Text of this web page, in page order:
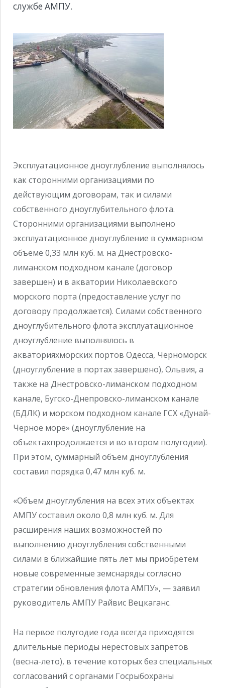
службе АМПУ.
Эксплуатационное дноуглубление выполнялось
как сторонними организациями по
действующим договорам, так и силами
собственного дноуглубительного флота.
Сторонними организациями выполнено
эксплуатационное дноуглубление в суммарном
объеме 0,33 млн куб. м. на Днестровско-
лиманском подходном канале (договор
завершен) и в акватории Николаевского
морского порта (предоставление услуг по
договору продолжается). Силами собственного
дноуглубительного флота эксплуатационное
дноуглубление выполнялось в
акваторияхморских портов Одесса, Черноморск
(дноуглубление в портах завершено), Ольвия, а
также на Днестровско-лиманском подходном
канале, Бугско-Днепровско-лиманском канале
(БДЛК) и морском подходном канале ГСХ «Дунай-
Черное море» (дноуглубление на
объектахпродолжается и во втором полугодии).
При этом, суммарный объем дноуглубления
составил порядка 0,47 млн куб. м.
«Объем дноуглубления на всех этих объектах
АМПУ составил около 0,8 млн куб. м. Для
расширения наших возможностей по
выполнению дноуглубления собственными
силами в ближайшие пять лет мы приобретем
новые современные земснаряды согласно
стратегии обновления флота АМПУ», — заявил
руководитель АМПУ Райвис Вецкаганс.
На первое полугодие года всегда приходятся
длительные периоды нерестовых запретов
(весна-лето), в течение которых без специальных
согласований с органами Госрыбохраны